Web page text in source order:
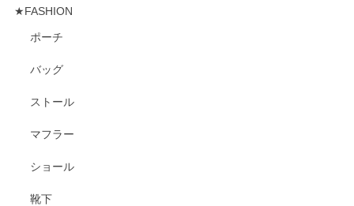
★FASHION
ポーチ
バッグ
ストール
マフラー
ショール
靴下